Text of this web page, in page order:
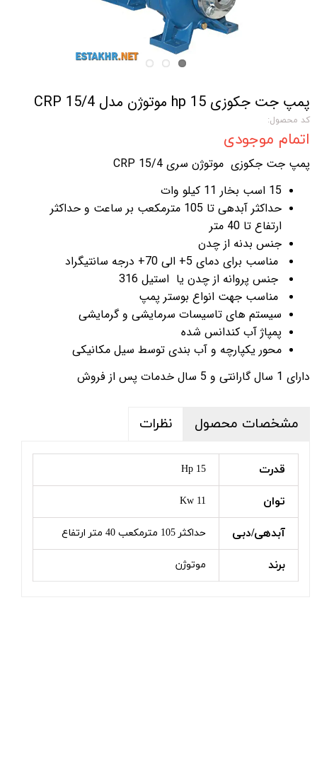
پمپ جت جکوزی 15 hp موتوژن مدل CRP 15/4
کد محصول:
اتمام موجودی
پمپ جت جکوزی موتوژن سری 4/CRP 15
15 اسب بخار 11 کیلو وات
حداکثر آبدهی تا 105 مترمکعب بر ساعت و حداکثر
ارتفاع تا 40 متر
جنس بدنه از چدن
مناسب برای دمای 5+ الی 70+ درجه سانتیگراد
جنس پروانه از چدن یا استیل 316
مناسب جهت انواع بوستر پمپ
سیستم های تاسیسات سرمایشی و گرمایشی
پمپاژ آب کندانس شده
محور یکپارچه و آب بندی توسط سیل مکانیکی
دارای 1 سال گارانتی و 5 سال خدمات پس از فروش
مشخصات محصول نظرات
قدرت 15 Hp
توان 11 Kw
آبدهی/دبی حداکثر 105 مترمکعب 40 متر ارتفاع
برند موتوژن